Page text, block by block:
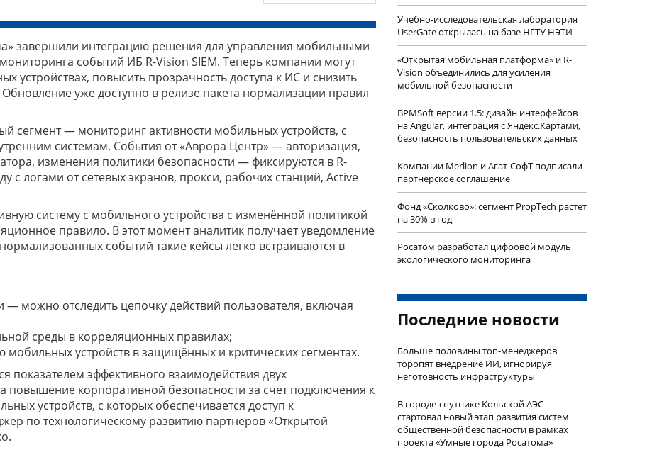
завершили интеграцию решения для управления мобильными
событий ИБ R-Vision SIEM. Теперь компании могут
устройствах, повысить прозрачность доступа к ИС и снизить
уже доступно в релизе пакета нормализации правил
сегмент — мониторинг активности мобильных устройств, с
системам. События от «Аврора Центр» — авторизация,
изменения политики безопасности — фиксируются в R-
с логами от сетевых экранов, прокси, рабочих станций, Active
систему с мобильного устройства с изменённой политикой
правило. В этот момент аналитик получает уведомление
событий такие кейсы легко встраиваются в
— можно отследить цепочку действий пользователя, включая
среды в корреляционных правилах;
устройств в защищённых и критических сегментах.
показателем эффективного взаимодействия двух
корпоративной безопасности за счет подключения к
устройств, с которых обеспечивается доступ к
по технологическому развитию партнеров «Открытой
Учебно-исследовательская лаборатория
UserGate открылась на базе НГТУ НЭТИ
«Открытая мобильная платформа» и R-
Vision объединились для усиления
мобильной безопасности
BPMSoft версии 1.5: дизайн интерфейсов
на Angular, интеграция с Яндекс.Картами,
безопасность пользовательских данных
Компании Merlion и Агат-СофТ подписали
партнерское соглашение
Фонд «Сколково»: сегмент PropTech растет
на 30% в год
Росатом разработал цифровой модуль
экологического мониторинга
Последние новости
Больше половины топ-менеджеров
торопят внедрение ИИ, игнорируя
неготовность инфраструктуры
В городе-спутнике Кольской АЭС
стартовал новый этап развития систем
общественной безопасности в рамках
проекта «Умные города Росатома»